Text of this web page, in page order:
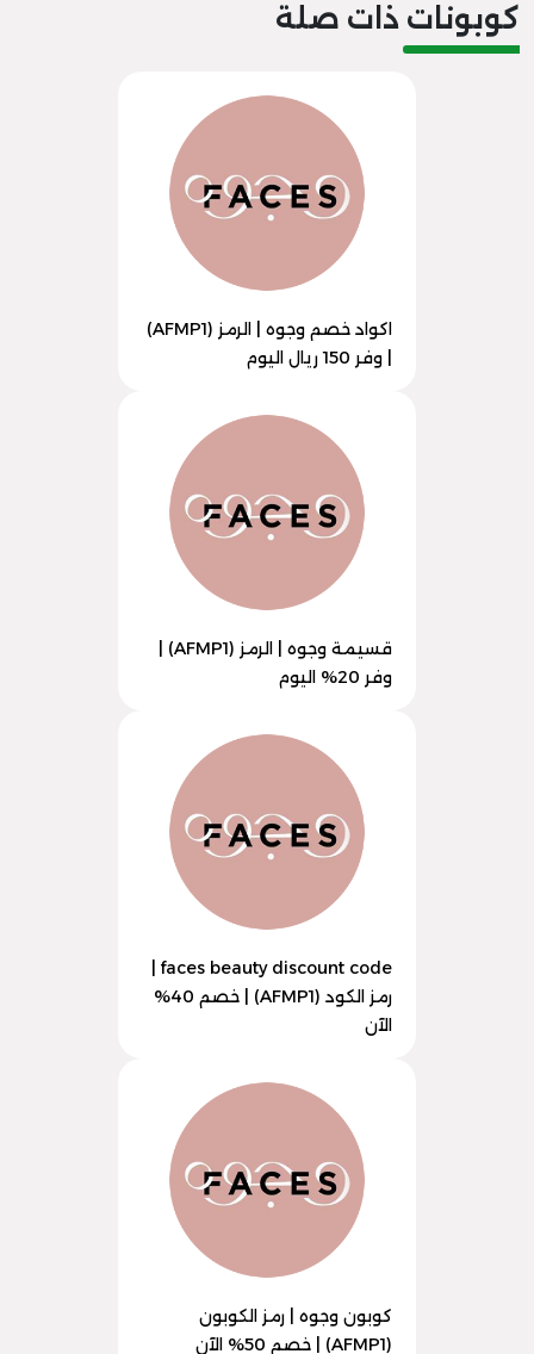
كوبونات ذات صلة
اكواد خصم وجوه | الرمز (AFMP1)
| وفر 150 ريال اليوم
قسيمة وجوه | الرمز (AFMP1) |
وفر 20% اليوم
رمز الكود (AFMP1) | خصم 40%
الآن
كوبون وجوه | رمز الكوبون
(AFMP1) | خصم 50% الآن